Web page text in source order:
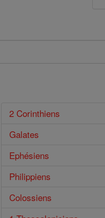
2 Corinthiens
Galates
Ephésiens
Philippiens
Colossiens